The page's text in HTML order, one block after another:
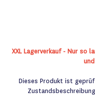
XXL Lagerverkauf - Nur so
Dieses Produkt ist